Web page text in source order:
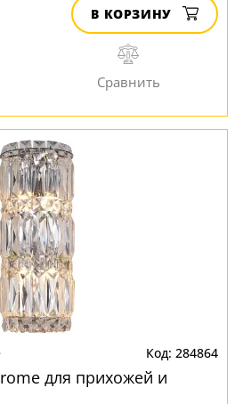
В КОРЗИНУ
284864
для прихожей и